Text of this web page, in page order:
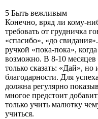
5 Быть вежливым
Конечно, вряд ли кому-
требовать от грудничка
«спасибо», «до
ручкой «пока-пока»,
возможно. В 8-10 месяцев
только сказать: «Дай»,
благодарности. Для
должна регулярно
многое предстоит
только учить малютку
учиться.